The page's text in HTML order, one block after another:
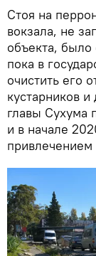
Стоя на
вокзала, не
объекта,
пока в
очистить его
кустарников
главы Сухума
и в начале